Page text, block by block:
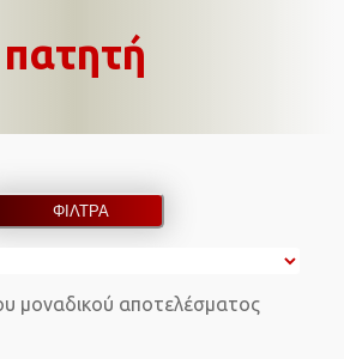
πατητή
ΦΙΛΤΡΑ
μοναδικού αποτελέσματος